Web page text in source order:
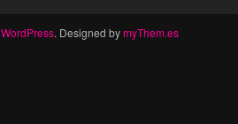
WordPress. Designed bymyThem.es